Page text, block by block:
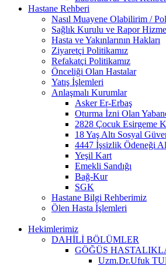
Hastane Rehberi
Nasıl Muayene Olabilirim /
Sağlık Kurulu ve Rapor
Hasta ve Yakınlarının Hakları
Ziyaretçi Politikamız
Refakatçi Politikamız
Önceliği Olan Hastalar
Yatış İşlemleri
Anlaşmalı Kurumlar
Asker Er-Erbaş
Oturma İzni Olan
2828 Çocuk Esirgeme
18 Yaş Altı Sosyal
4447 İşsizlik Ödeneği
Yeşil Kart
Emekli Sandığı
Bağ-Kur
SGK
Hastane Bilgi Rehberimiz
Ölen Hasta İşlemleri
Hekimlerimiz
DAHİLİ BÖLÜMLER
GÖĞÜS
Uzm.Dr.Ufuk